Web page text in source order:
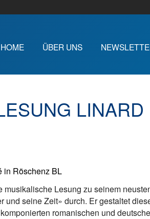
HOME ÜBER UNS
in Röschenz BL
musikalische Lesung zu seinem
und seine Zeit» durch. Er gestaltet
romanischen und